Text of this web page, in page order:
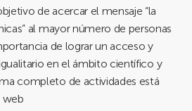
de acercar el mensaje “la
al mayor número de personas
de lograr un acceso y
en el ámbito científico y
completo de actividades está
web